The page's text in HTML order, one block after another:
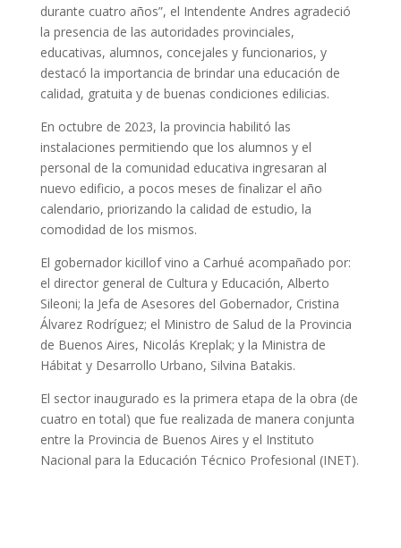
durante cuatro años”, el Intendente Andres agradeció
la presencia de las autoridades provinciales,
educativas, alumnos, concejales y funcionarios, y
destacó la importancia de brindar una educación de
calidad, gratuita y de buenas condiciones edilicias.
En octubre de 2023, la provincia habilitó las
instalaciones permitiendo que los alumnos y el
personal de la comunidad educativa ingresaran al
nuevo edificio, a pocos meses de finalizar el año
calendario, priorizando la calidad de estudio, la
comodidad de los mismos.
El gobernador kicillof vino a Carhué acompañado por:
el director general de Cultura y Educación, Alberto
Sileoni; la Jefa de Asesores del Gobernador, Cristina
Álvarez Rodríguez; el Ministro de Salud de la Provincia
de Buenos Aires, Nicolás Kreplak; y la Ministra de
Hábitat y Desarrollo Urbano, Silvina Batakis.
El sector inaugurado es la primera etapa de la obra (de
cuatro en total) que fue realizada de manera conjunta
entre la Provincia de Buenos Aires y el Instituto
Nacional para la Educación Técnico Profesional (INET).